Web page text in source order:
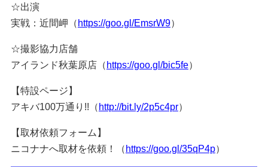
☆出演
実戦：近間岬（https://goo.gl/EmsrW9）
☆撮影協力店舗
アイランド秋葉原店（https://goo.gl/bic5fe）
【特設ページ】
アキバ100万通り!!（http://bit.ly/2p5c4pr）
【取材依頼フォーム】
ニコナナへ取材を依頼！（https://goo.gl/35qP4p）